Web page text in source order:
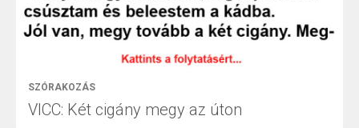
SZÓRAKOZÁS
VICC: Két cigány megy az úton